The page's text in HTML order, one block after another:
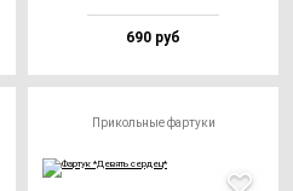
690 руб
Прикольные фартуки